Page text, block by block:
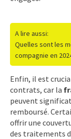
A lire aussi:
Quelles sont les
compagnie en
Enfin, il est
contrats, car la
peuvent
remboursé.
offrir une
des traitements